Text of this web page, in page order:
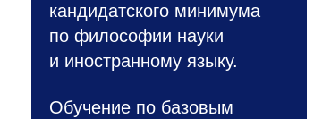
кандидатского минимума
по философии науки
и иностранному языку.
Обучение по базовым